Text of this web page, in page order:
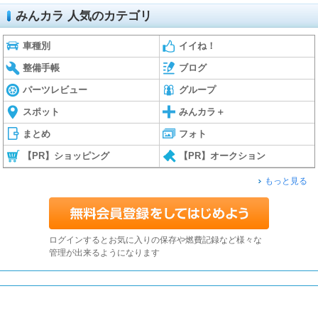
みんカラ 人気のカテゴリ
車種別 イイね！
整備手帳 ブログ
パーツレビュー グループ
スポット みんカラ＋
まとめ フォト
【PR】ショッピング 【PR】オークション
もっと見る
ログインするとお気に入りの保存や燃費記録など様々な
管理が出来るようになります